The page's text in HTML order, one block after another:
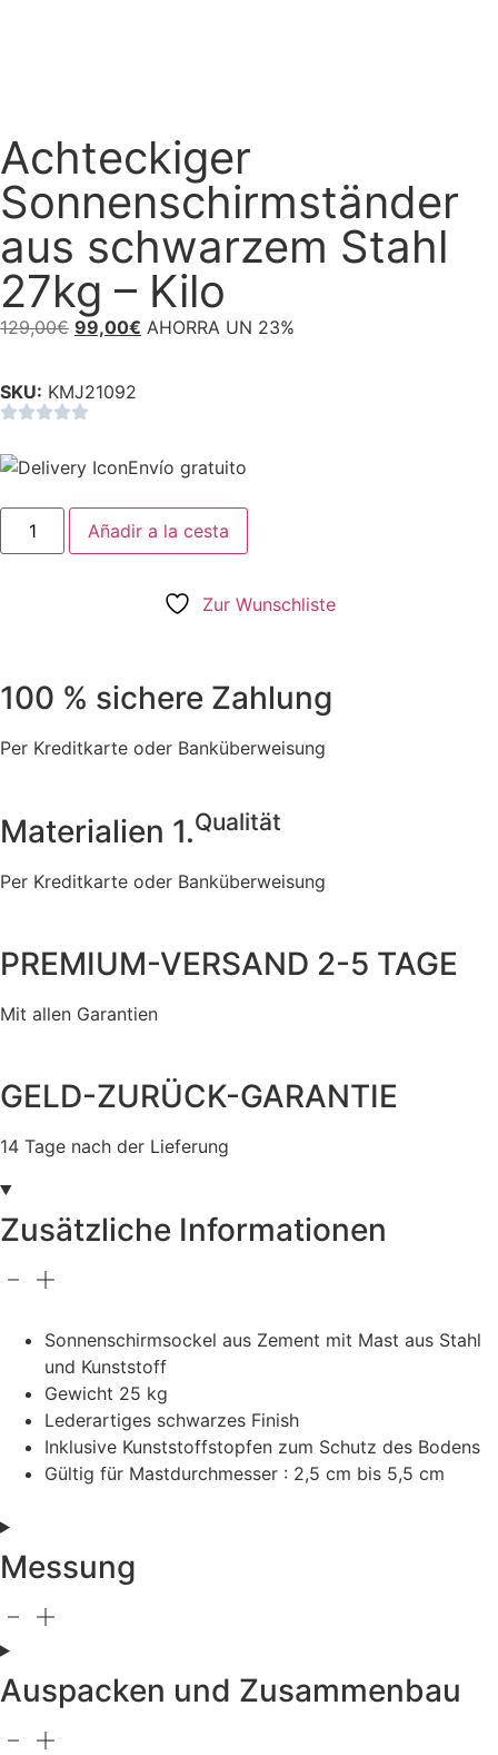
Achteckiger
Sonnenschirmständer
aus schwarzem Stahl
27kg – Kilo
129,00€ 99,00€ AHORRA UN 23%
SKU: KMJ21092
Envío gratuito
Añadir a la cesta
Zur Wunschliste
100 % sichere Zahlung
Per Kreditkarte oder Banküberweisung
Materialien 1.Qualität
Per Kreditkarte oder Banküberweisung
PREMIUM-VERSAND 2-5 TAGE
Mit allen Garantien
GELD-ZURÜCK-GARANTIE
14 Tage nach der Lieferung
Zusätzliche Informationen
Sonnenschirmsockel aus Zement mit Mast aus Stahl
und Kunststoff
Gewicht 25 kg
Lederartiges schwarzes Finish
Inklusive Kunststoffstopfen zum Schutz des Bodens
Gültig für Mastdurchmesser : 2,5 cm bis 5,5 cm
Messung
Auspacken und Zusammenbau